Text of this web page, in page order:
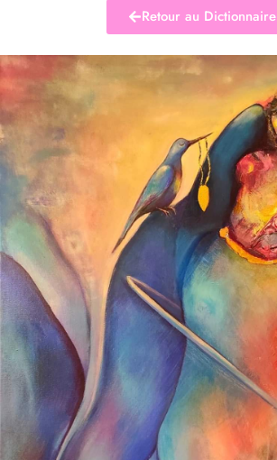
Retour au Dictionnaire